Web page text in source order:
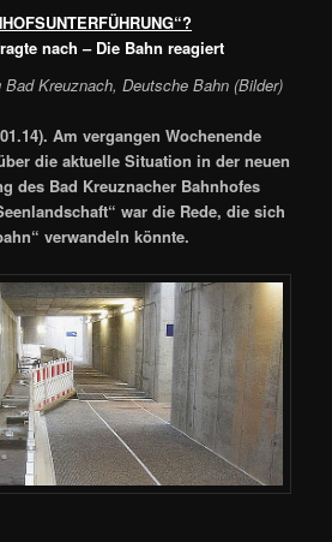
nach – Die Bahn reagiert
Kreuznach, Deutsche Bahn (Bilder)
Am vergangen Wochenende
die aktuelle Situation in der neuen
des Bad Kreuznacher Bahnhofes
war die Rede, die sich
verwandeln könnte.